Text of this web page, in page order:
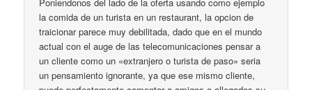
la comida de un turista en un restaurant, la opcion de
traicionar parece muy debilitada, dado que en el mundo
actual con el auge de las telecomunicaciones pensar a
un cliente como un «extranjero o turista de paso» seria
un pensamiento ignorante, ya que ese mismo cliente,